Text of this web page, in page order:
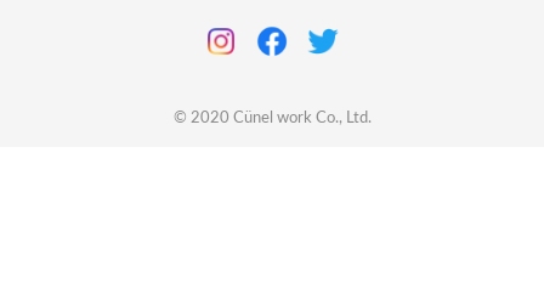
© 2020 Cünel work Co., Ltd.